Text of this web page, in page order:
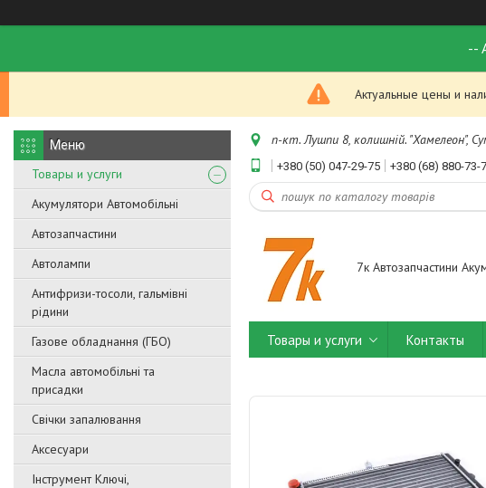
--
Актуальные цены и
Товары и услуги
Акумулятори Автомобільні
Автозапчастини
Автолампи
Антифризи-тосоли, гальмівні
рідини
Газове обладнання (ГБО)
Масла автомобільні та
присадки
Свічки запалювання
Аксесуари
Інструмент Ключі,
п-кт. Лушпи 8, колишній. "Хамелеон",
+380 (50) 047-29-75 +380 (68) 880-73-
7к Автозапчастини
Товары и услуги Контакты